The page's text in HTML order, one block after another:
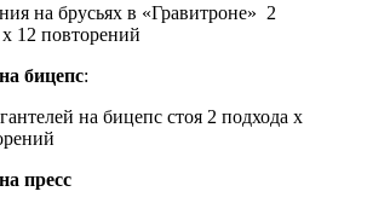
на брусьях в «Гравитроне» 2
12 повторений
бицепс:
на бицепс стоя 2 подхода х
пресс